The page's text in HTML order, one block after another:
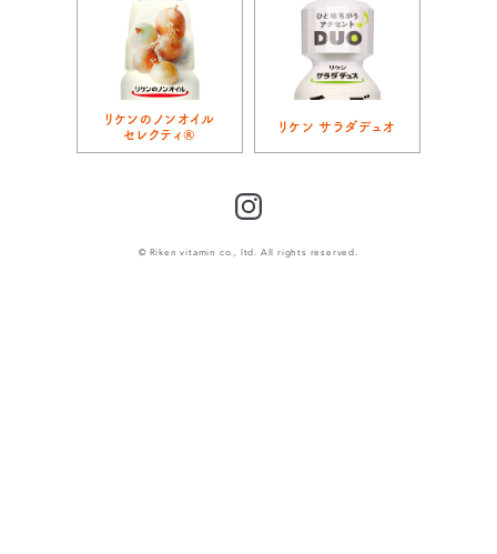
リケンのノンオイル
セレクティ®
リケン サラダデュオ
© Riken vitamin co., ltd. All rights reserved.